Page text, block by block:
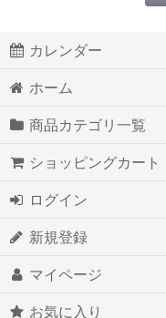
カレンダー
ホーム
商品カテゴリ一覧
ショッピングカート
ログイン
新規登録
マイページ
お気に入り